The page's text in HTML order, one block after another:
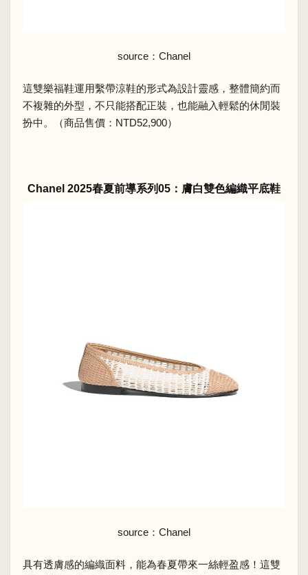
source：Chanel
這雙樂福鞋運用繫帶涼鞋的形式為設計靈感，整體簡約而
不複雜的外型，不只能搭配正裝，也能融入輕鬆的休閒裝
扮中。（商品售價：NTD52,900）
Chanel 2025春夏前導系列05：膚白雙色編織平底鞋
source：Chanel
具有透膚感的編織面料，能為春夏帶來一絲輕盈感！這雙